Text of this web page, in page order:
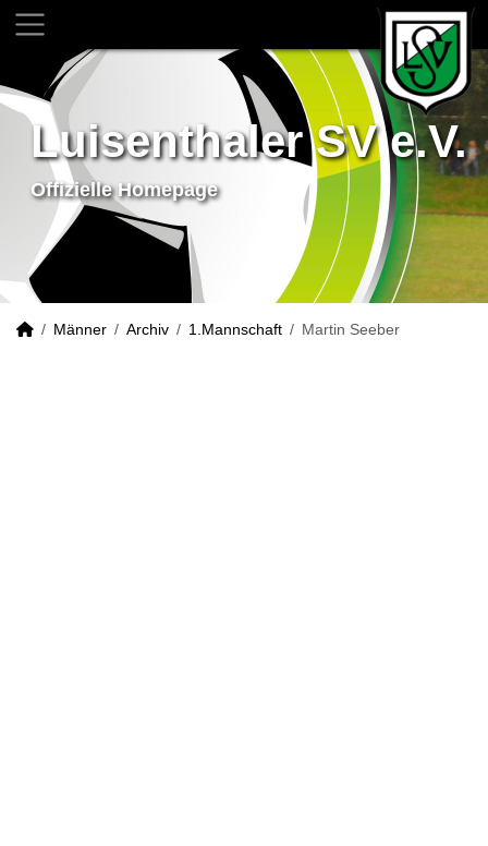
Luisenthaler SV e.V.
Offizielle Homepage
Männer Archiv 1.Mannschaft Martin Seeber